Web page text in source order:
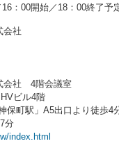
：00開始／18：00終了予
会社
会社 4階会議室
ビル4階
駅」A5出口より徒歩4
分
index.html